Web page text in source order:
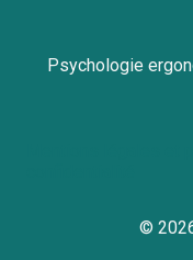
Psychologie
©